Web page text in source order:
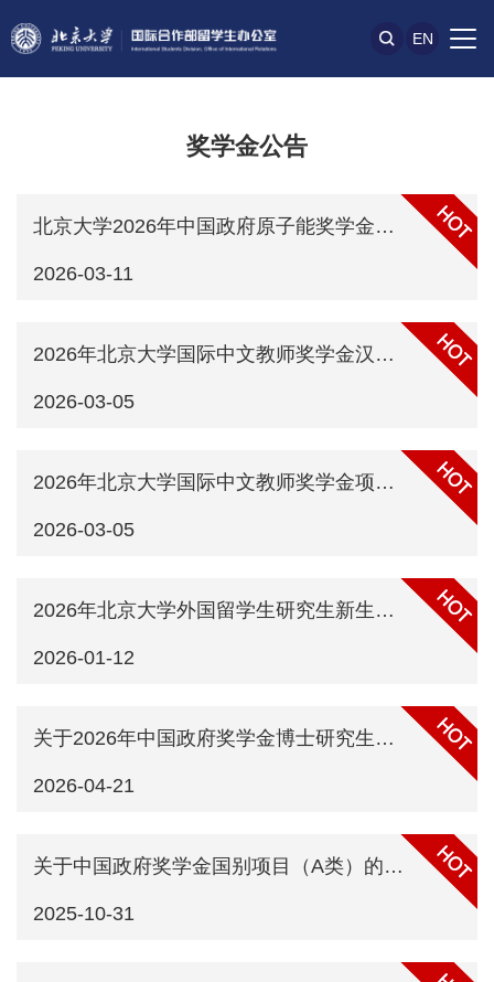
EN
奖学金公告
北京大学2026年中国政府原子能奖学金项目招生简章
2026-03-11
2026年北京大学国际中文教师奖学金汉语国际教育专业硕士研究生项目申请通知
2026-03-05
2026年北京大学国际中文教师奖学金项目申请通知——普通进修/预科
2026-03-05
2026年北京大学外国留学生研究生新生系列奖学金申请通知
2026-01-12
关于2026年中国政府奖学金博士研究生申请延长奖学金期限的通知
2026-04-21
关于中国政府奖学金国别项目（A类）的申请通知
2025-10-31